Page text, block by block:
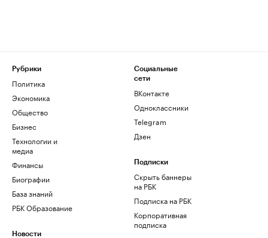
Рубрики
Политика
Экономика
Общество
Бизнес
Технологии и
медиа
Финансы
Биографии
База знаний
РБК Образование
Новости
Социальные
сети
ВКонтакте
Одноклассники
Telegram
Дзен
Подписки
Скрыть баннеры
на РБК
Подписка на РБК
Корпоративная
подписка